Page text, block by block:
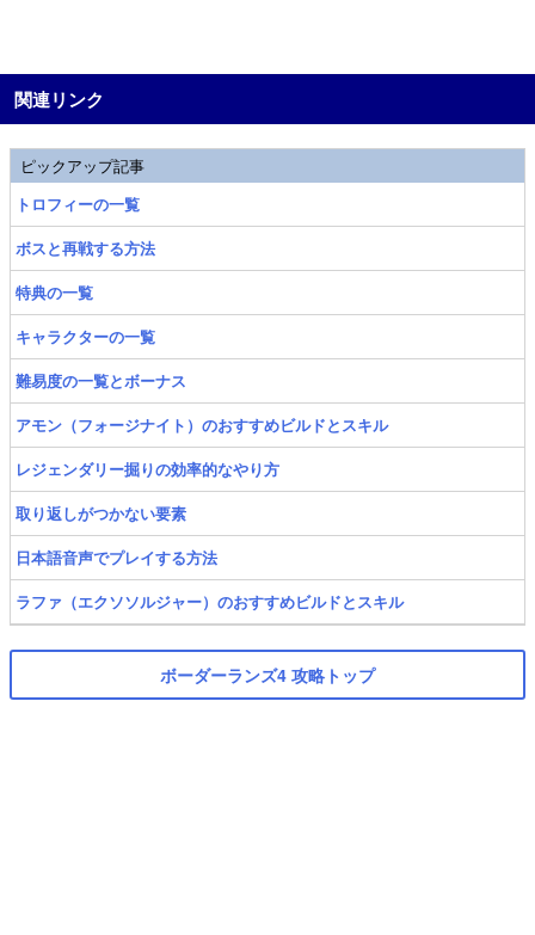
関連リンク
ピックアップ記事
トロフィーの一覧
ボスと再戦する方法
特典の一覧
キャラクターの一覧
難易度の一覧とボーナス
アモン（フォージナイト）のおすすめビルドとスキル
レジェンダリー掘りの効率的なやり方
取り返しがつかない要素
日本語音声でプレイする方法
ラファ（エクソソルジャー）のおすすめビルドとスキル
ボーダーランズ4 攻略トップ